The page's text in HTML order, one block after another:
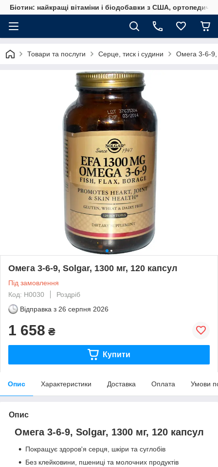
Біотин: найкращі вітаміни і біодобавки з США,
Товари та послуги Серце, тиск і судини Омега 3-6-9,
Омега 3-6-9, Solgar, 1300 мг, 120 капсул
Під замовлення
Код: H0030
Роздріб
Відправка з 26 серпня 2026
1 658 ₴
Купити
Опис Характеристики Доставка Оплата Умови
Опис
Омега 3-6-9, Solgar, 1300 мг, 120 капсул
Покращує здоров'я серця, шкіри та суглобів
Без клейковини, пшениці та молочних продуктів